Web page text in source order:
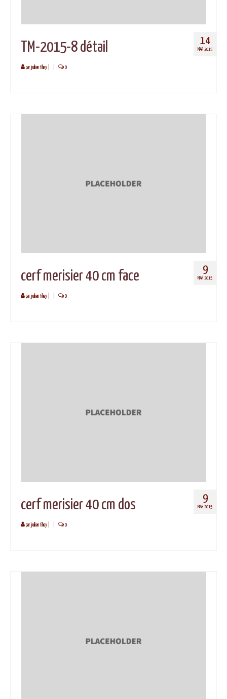
14
MAR 2015
TM-2015-8 détail
par juilien fihey 0
9
MAR 2015
cerf merisier 40 cm face
par juilien fihey 0
9
MAR 2015
cerf merisier 40 cm dos
par juilien fihey 0